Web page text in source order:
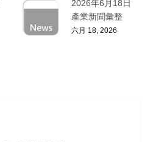
2026年6月18日
產業新聞彙整
六月 18, 2026